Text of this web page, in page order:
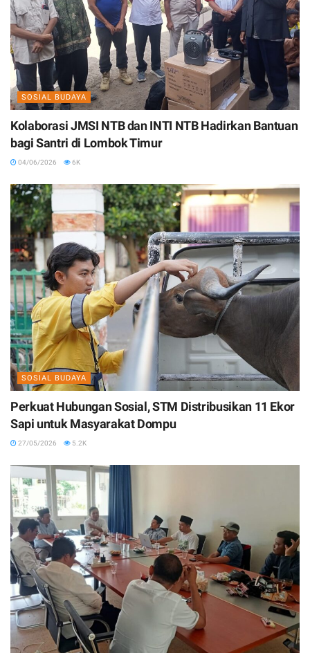
SOSIAL BUDAYA
Kolaborasi JMSI NTB dan INTI NTB Hadirkan Bantuan
bagi Santri di Lombok Timur
04/06/2026 6K
SOSIAL BUDAYA
Perkuat Hubungan Sosial, STM Distribusikan 11 Ekor
Sapi untuk Masyarakat Dompu
27/05/2026 5.2K